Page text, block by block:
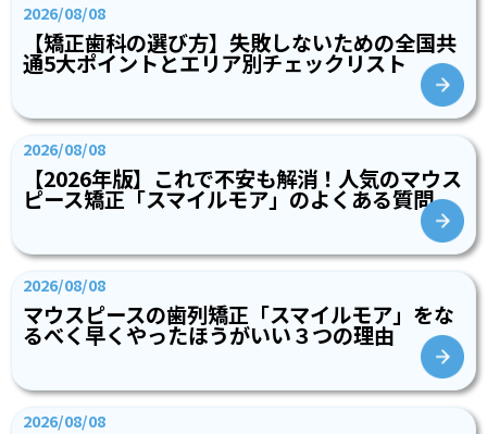
2026/08/08
【矯正歯科の選び方】失敗しないための全国共
通5大ポイントとエリア別チェックリスト
2026/08/08
【2026年版】これで不安も解消！人気のマウス
ピース矯正「スマイルモア」のよくある質問
2026/08/08
マウスピースの歯列矯正「スマイルモア」をな
るべく早くやったほうがいい３つの理由
2026/08/08